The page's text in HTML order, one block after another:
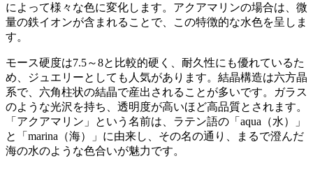
によって様々な色に変化します。アクアマリンの場合は、微
量の鉄イオンが含まれることで、この特徴的な水色を呈しま
す。
モース硬度は7.5～8と比較的硬く、耐久性にも優れているた
め、ジュエリーとしても人気があります。結晶構造は六方晶
系で、六角柱状の結晶で産出されることが多いです。ガラス
のような光沢を持ち、透明度が高いほど高品質とされます。
「アクアマリン」という名前は、ラテン語の「aqua（水）」
と「marina（海）」に由来し、その名の通り、まるで澄んだ
海の水のような色合いが魅力です。